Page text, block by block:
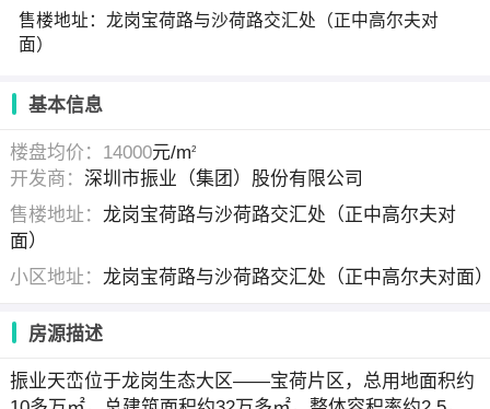
售楼地址：龙岗宝荷路与沙荷路交汇处（正中高尔夫对
面）
基本信息
楼盘均价：14000元/m2
开发商：深圳市振业（集团）股份有限公司
售楼地址： 龙岗宝荷路与沙荷路交汇处（正中高尔夫对
面）
小区地址： 龙岗宝荷路与沙荷路交汇处（正中高尔夫对面
房源描述
振业天峦位于龙岗生态大区——宝荷片区，总用地面积约